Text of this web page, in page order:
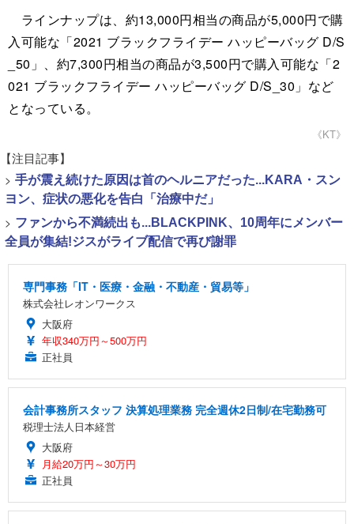
ラインナップは、約13,000円相当の商品が5,000円で購
入可能な「2021 ブラックフライデー ハッピーバッグ D/S
_50」、約7,300円相当の商品が3,500円で購入可能な「2
021 ブラックフライデー ハッピーバッグ D/S_30」など
となっている。
《KT》
【注目記事】
> 手が震え続けた原因は首のヘルニアだった...KARA・スン
ヨン、症状の悪化を告白「治療中だ」
> ファンから不満続出も...BLACKPINK、10周年にメンバー
全員が集結!ジスがライブ配信で再び謝罪
専門事務「IT・医療・金融・不動産・貿易等」
株式会社レオンワークス
大阪府
年収340万円～500万円
正社員
会計事務所スタッフ 決算処理業務 完全週休2日制/在宅勤務可
税理士法人日本経営
大阪府
月給20万円～30万円
正社員